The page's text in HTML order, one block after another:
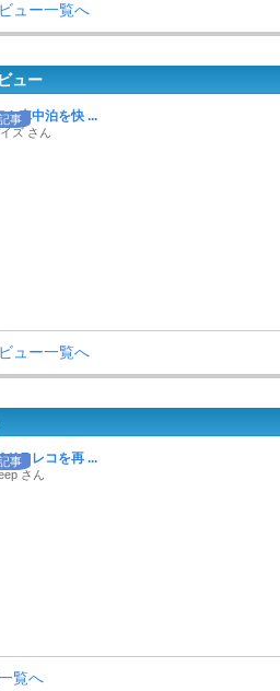
ュー一覧へ
ュー
事
や車中泊を快 ...
ズ さん
ュー一覧へ
事
ドラレコを再 ...
さん
覧へ